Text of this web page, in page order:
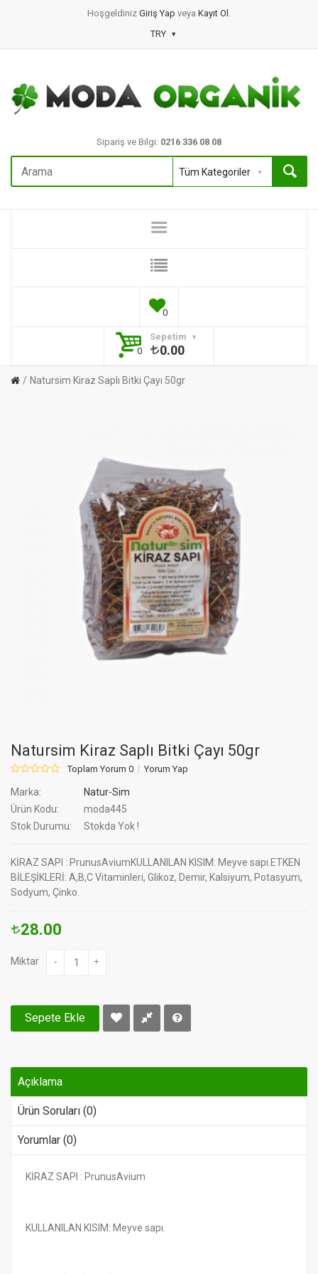
Hoşgeldiniz Giriş Yap veya Kayıt Ol .
TRY
Sipariş ve Bilgi: 0216 336 08 08
0
Sepetim
0
0.00
Natursim Kiraz Saplı Bitki Çayı 50gr
Natursim Kiraz Saplı Bitki Çayı 50gr
Toplam Yorum 0 Yorum Yap
Marka:
Natur-Sim
Ürün Kodu:
moda445
Stok Durumu:
Stokda Yok !
KİRAZ SAPI : PrunusAviumKULLANILAN KISIM: Meyve sapı.ETKEN
BİLEŞİKLERİ: A,B,C Vitaminleri, Glikoz, Demir, Kalsiyum, Potasyum,
Sodyum, Çinko.
28.00
Miktar - +
Sepete Ekle
Açıklama
Ürün Soruları (0)
Yorumlar (0)
KİRAZ SAPI : PrunusAvium
KULLANILAN KISIM: Meyve sapı.